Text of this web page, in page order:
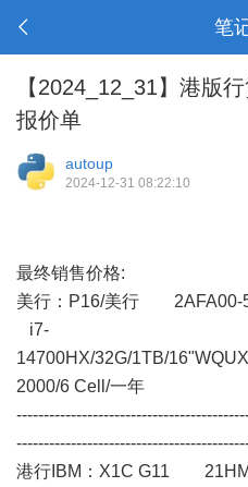
笔
【2024_12_31】港版
报价单
autoup
2024-12-31 08:22:10
最终销售价格:
美行： P16/美行
i7-
14700HX/32G/1TB/
2000/6 Cell/一年
港行IBM：X1C G11